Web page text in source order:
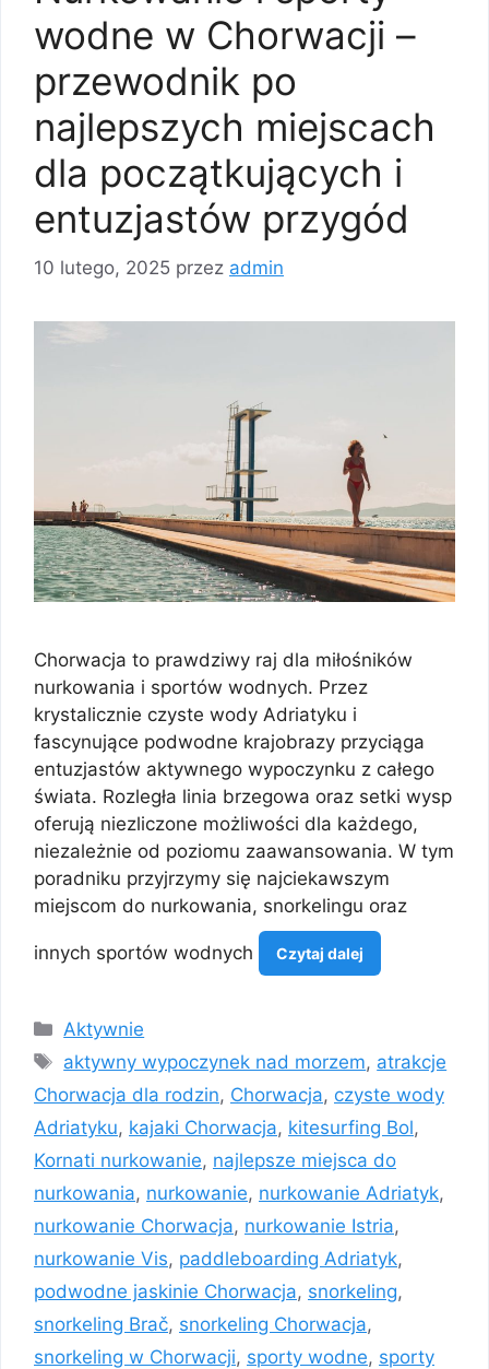
wodne w Chorwacji –
przewodnik po
najlepszych miejscach
dla początkujących i
entuzjastów przygód
10 lutego, 2025 przez admin
Chorwacja to prawdziwy raj dla miłośników
nurkowania i sportów wodnych. Przez
krystalicznie czyste wody Adriatyku i
fascynujące podwodne krajobrazy przyciąga
entuzjastów aktywnego wypoczynku z całego
świata. Rozległa linia brzegowa oraz setki wysp
oferują niezliczone możliwości dla każdego,
niezależnie od poziomu zaawansowania. W tym
poradniku przyjrzymy się najciekawszym
miejscom do nurkowania, snorkelingu oraz
innych sportów wodnych Czytaj dalej
Kategorie
Aktywnie
Tagi
aktywny wypoczynek nad morzem, atrakcje
Chorwacja dla rodzin, Chorwacja, czyste wody
Adriatyku, kajaki Chorwacja, kitesurfing Bol,
Kornati nurkowanie, najlepsze miejsca do
nurkowania, nurkowanie, nurkowanie Adriatyk,
nurkowanie Chorwacja, nurkowanie Istria,
nurkowanie Vis, paddleboarding Adriatyk,
podwodne jaskinie Chorwacja, snorkeling,
snorkeling Brač, snorkeling Chorwacja,
snorkeling w Chorwacji, sporty wodne, sporty